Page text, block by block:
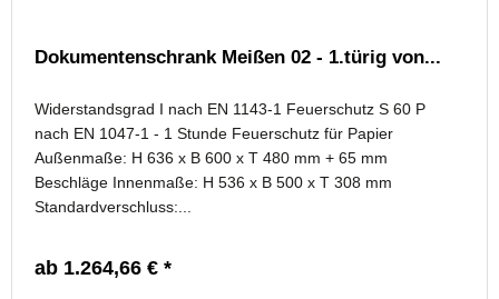
Dokumentenschrank Meißen 02 - 1.türig von...
Widerstandsgrad I nach EN 1143-1 Feuerschutz S 60 P
nach EN 1047-1 - 1 Stunde Feuerschutz für Papier
Außenmaße: H 636 x B 600 x T 480 mm + 65 mm
Beschläge Innenmaße: H 536 x B 500 x T 308 mm
Standardverschluss:...
ab 1.264,66 € *